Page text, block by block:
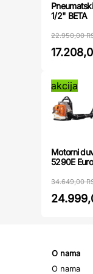
1/2" BETA
22.950,00
akcija
Motorni
5290E
34.649,00
O nama
O nama